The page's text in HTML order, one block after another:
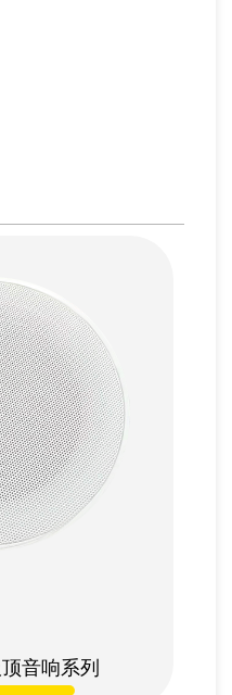
音响系列